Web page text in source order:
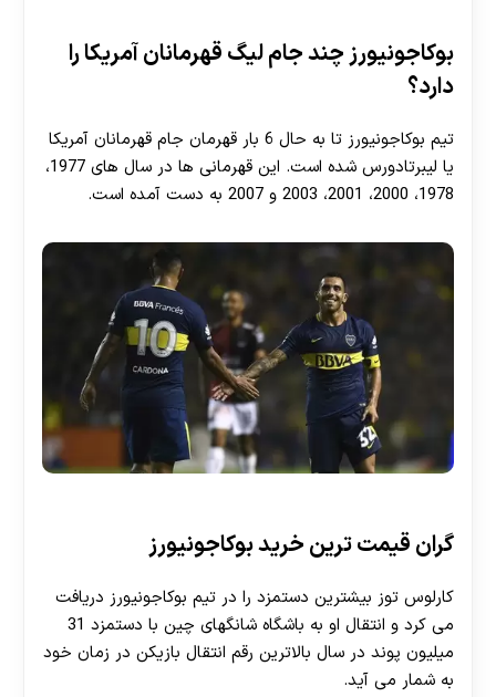
بوکاجونیورز چند جام لیگ قهرمانان آمریکا را
دارد؟
تیم بوکاجونیورز تا به حال 6 بار قهرمان جام قهرمانان آمریکا
یا لیبرتادورس شده است. این قهرمانی ها در سال های 1977،
1978، 2000، 2001، 2003 و 2007 به دست آمده است.
گران قیمت ترین خرید بوکاجونیورز
کارلوس توز بیشترین دستمزد را در تیم بوکاجونیورز دریافت
می کرد و انتقال او به باشگاه شانگهای چین با دستمزد 31
میلیون پوند در سال بالاترین رقم انتقال بازیکن در زمان خود
به شمار می آید.